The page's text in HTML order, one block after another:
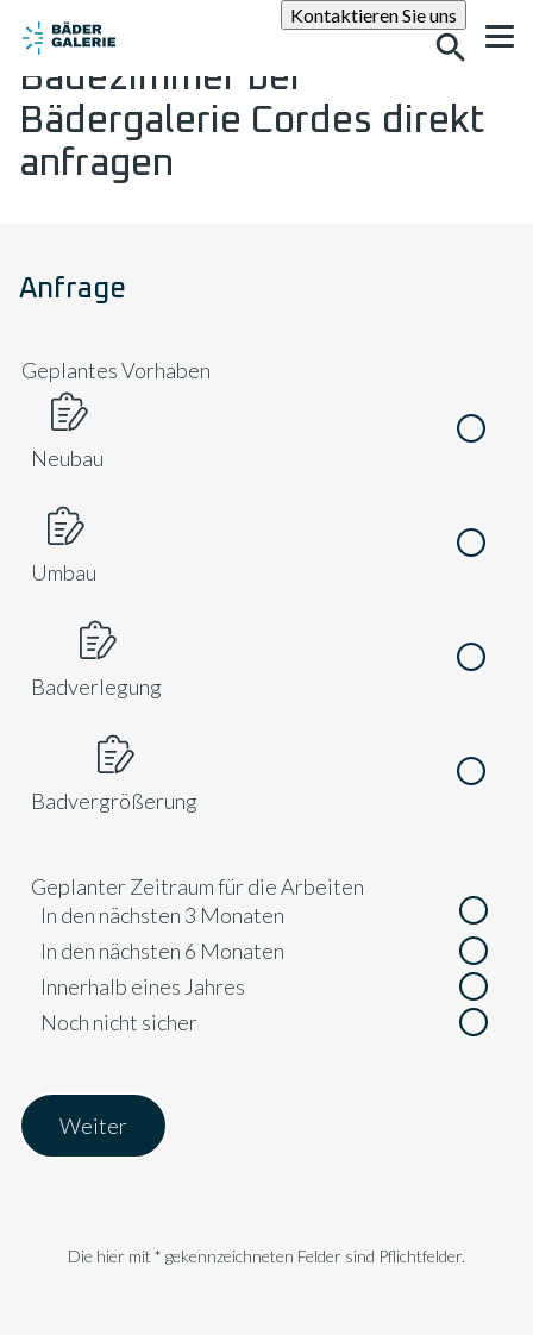
Kontaktieren Sie unsSuche
Badezimmer bei
Bädergalerie Cordes direkt
anfragen
Anfrage
Geplantes Vorhaben
Neubau
Umbau
Badverlegung
Badvergrößerung
Geplanter Zeitraum für die Arbeiten
In den nächsten 3 Monaten
In den nächsten 6 Monaten
Innerhalb eines Jahres
Noch nicht sicher
Weiter
Die hier mit * gekennzeichneten Felder sind Pflichtfelder.